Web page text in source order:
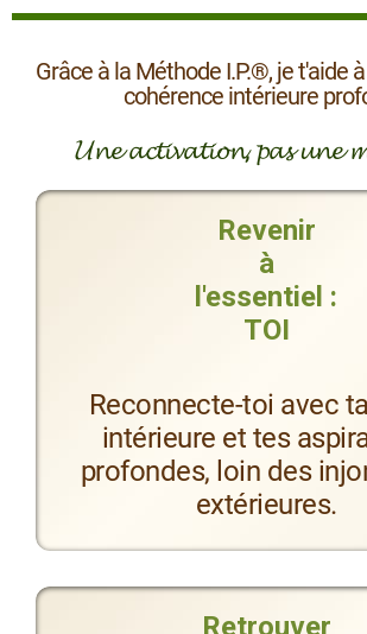
Grâce à la Méthode I.P.®, je t'aide
cohérence intérieure
𝓤𝓷𝓮 𝓪𝓬𝓽𝓲𝓿𝓪𝓽𝓲𝓸𝓷, 𝓹𝓪𝓼 𝓾𝓷𝓮
Revenir
à
l'essentiel :
TOI
Reconnecte-toi avec
intérieure et tes
profondes, loin des
extérieures.
Retrouver